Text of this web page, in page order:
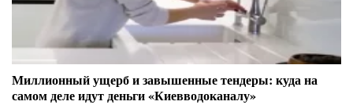
Миллионный ущерб и завышенные тендеры: куда на
самом деле идут деньги «Киевводоканалу»